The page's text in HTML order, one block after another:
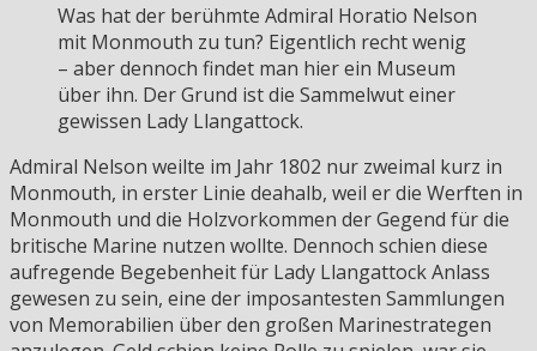
Was hat der berühmte Admiral Horatio Nelson
mit Monmouth zu tun? Eigentlich recht wenig
– aber dennoch findet man hier ein Museum
über ihn. Der Grund ist die Sammelwut einer
gewissen Lady Llangattock.
Admiral Nelson weilte im Jahr 1802 nur zweimal kurz in
Monmouth, in erster Linie deahalb, weil er die Werften in
Monmouth und die Holzvorkommen der Gegend für die
britische Marine nutzen wollte. Dennoch schien diese
aufregende Begebenheit für Lady Llangattock Anlass
gewesen zu sein, eine der imposantesten Sammlungen
von Memorabilien über den großen Marinestrategen